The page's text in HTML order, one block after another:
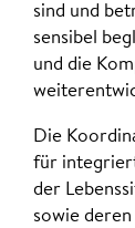
sind und
sensibel
und die
Die
für
der
sowie